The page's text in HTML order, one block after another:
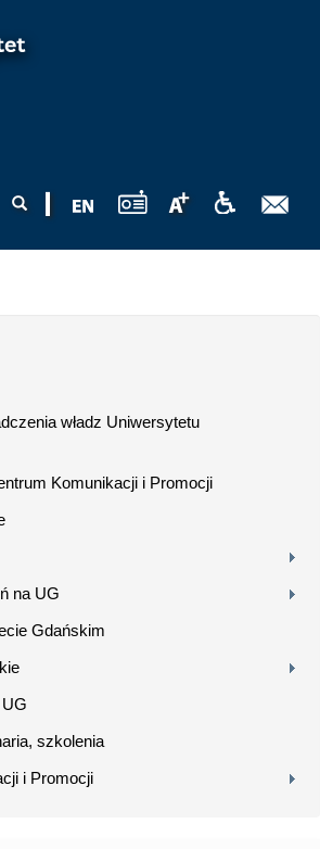
władz Uniwersytetu
Komunikacji i Promocji
na UG
Gdańskim
szkolenia
i Promocji